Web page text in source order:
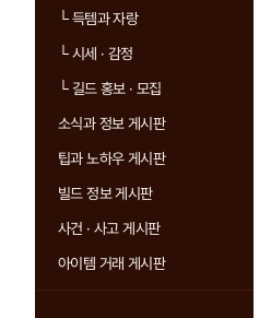
└득템과 자랑
└시세 · 감정
└길드 홍보 · 모집
소식과 정보 게시판
팁과 노하우 게시판
빌드 정보 게시판
사건 · 사고 게시판
아이템 거래 게시판